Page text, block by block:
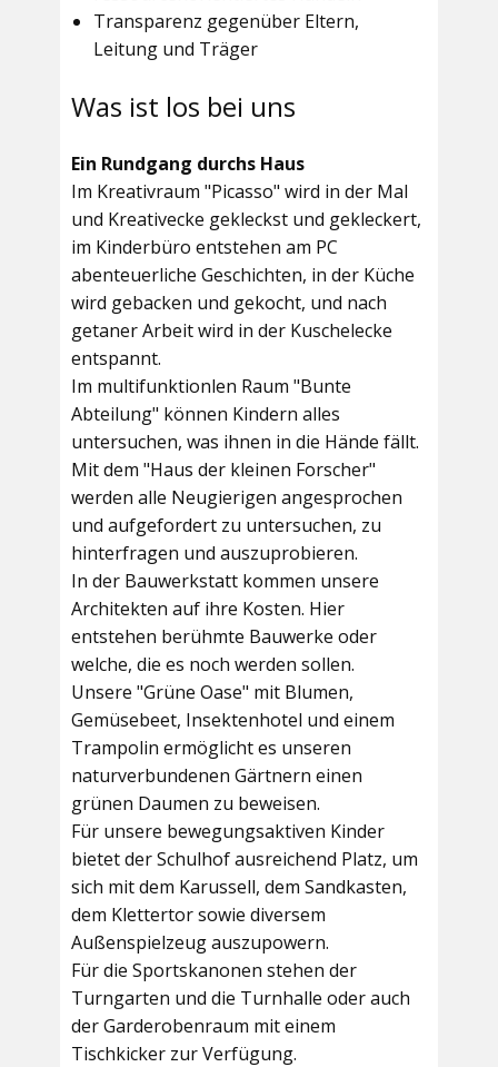
Transparenz gegenüber Eltern,
Leitung und Träger
Was ist los bei uns
Ein Rundgang durchs Haus
Im Kreativraum "Picasso" wird in der Mal
und Kreativecke gekleckst und gekleckert,
im Kinderbüro entstehen am PC
abenteuerliche Geschichten, in der Küche
wird gebacken und gekocht, und nach
getaner Arbeit wird in der Kuschelecke
entspannt.
Im multifunktionlen Raum "Bunte
Abteilung" können Kindern alles
untersuchen, was ihnen in die Hände fällt.
Mit dem "Haus der kleinen Forscher"
werden alle Neugierigen angesprochen
und aufgefordert zu untersuchen, zu
hinterfragen und auszuprobieren.
In der Bauwerkstatt kommen unsere
Architekten auf ihre Kosten. Hier
entstehen berühmte Bauwerke oder
welche, die es noch werden sollen.
Unsere "Grüne Oase" mit Blumen,
Gemüsebeet, Insektenhotel und einem
Trampolin ermöglicht es unseren
naturverbundenen Gärtnern einen
grünen Daumen zu beweisen.
Für unsere bewegungsaktiven Kinder
bietet derSchulhofausreichend Platz, um
sich mit dem Karussell, dem Sandkasten,
dem Klettertor sowie diversem
Außenspielzeug auszupowern.
Für die Sportskanonen stehen der
Turngarten und die Turnhalle oder auch
derGarderobenraum mit einem
Tischkicker zur Verfügung.